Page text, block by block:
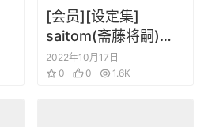
[会员][设定集]
saitom(斋藤将嗣)
Xenoblade3
Collected Works
2022年10月17日
0
0 1.6K